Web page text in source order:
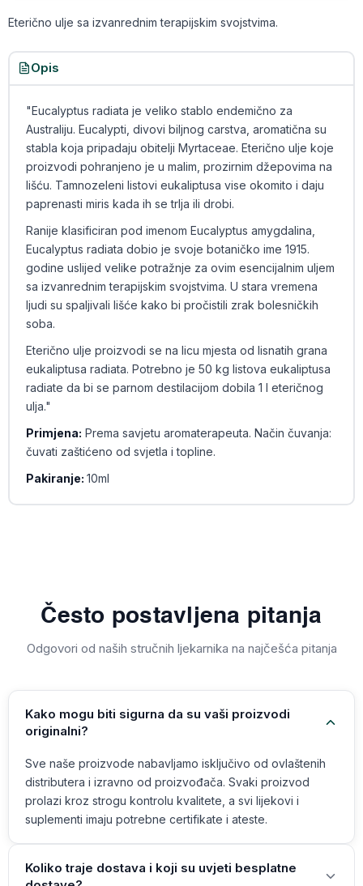
Eterično ulje sa izvanrednim terapijskim svojstvima.
Opis
"Eucalyptus radiata je veliko stablo endemično za
Australiju. Eucalypti, divovi biljnog carstva, aromatična su
stabla koja pripadaju obitelji Myrtaceae. Eterično ulje koje
proizvodi pohranjeno je u malim, prozirnim džepovima na
lišću. Tamnozeleni listovi eukaliptusa vise okomito i daju
paprenasti miris kada ih se trlja ili drobi.
Ranije klasificiran pod imenom Eucalyptus amygdalina,
Eucalyptus radiata dobio je svoje botaničko ime 1915.
godine uslijed velike potražnje za ovim esencijalnim uljem
sa izvanrednim terapijskim svojstvima. U stara vremena
ljudi su spaljivali lišće kako bi pročistili zrak bolesničkih
soba.
Eterično ulje proizvodi se na licu mjesta od lisnatih grana
eukaliptusa radiata. Potrebno je 50 kg listova eukaliptusa
radiate da bi se parnom destilacijom dobila 1 l eteričnog
ulja."
Primjena: Prema savjetu aromaterapeuta. Način čuvanja:
čuvati zaštićeno od svjetla i topline.
Pakiranje: 10ml
Često postavljena pitanja
Odgovori od naših stručnih ljekarnika na najčešća pitanja
Kako mogu biti sigurna da su vaši proizvodi
originalni?
Sve naše proizvode nabavljamo isključivo od ovlaštenih
distributera i izravno od proizvođača. Svaki proizvod
prolazi kroz strogu kontrolu kvalitete, a svi lijekovi i
suplementi imaju potrebne certifikate i ateste.
Koliko traje dostava i koji su uvjeti besplatne